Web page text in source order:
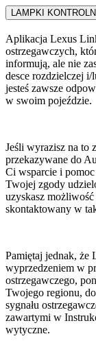
LAMPKI
Aplikacja Lexus
ostrzegawczych,
informują, ale nie
desce rozdzielczej
jesteś zawsze
w swoim pojeździe.
Jeśli wyrazisz na to
przekazywane do
Ci wsparcie i
Twojej zgody
uzyskasz
skontaktowany w
Pamiętaj jednak, że
wyprzedzeniem w
ostrzegawczego,
Twojego regionu,
sygnału
zawartymi w
wytyczne.